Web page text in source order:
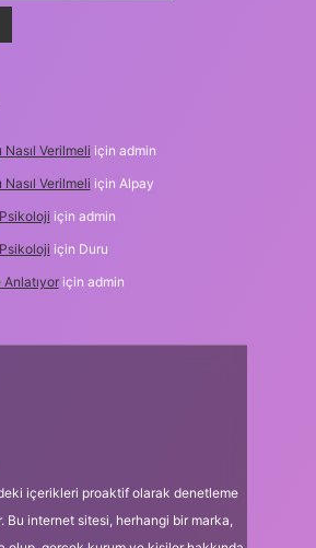
Verilmeli için admin
Verilmeli için Alpay
için admin
için Duru
için admin
içerikleri proaktif olarak denetleme
Bu internet sitesi, herhangi bir marka,